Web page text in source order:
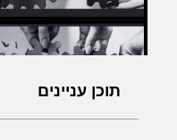
תוכן עניינים